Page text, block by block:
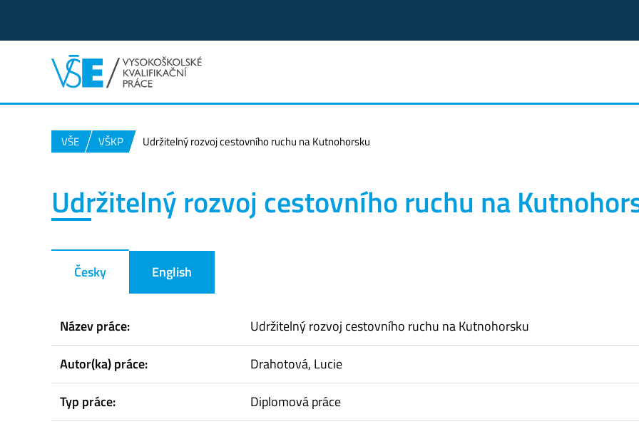
VŠE VŠKP Udržitelný rozvoj cestovního ruchu na Kutnohorsku
Udržitelný rozvoj cestovního ruchu na
Česky English
Název práce:
Udržitelný rozvoj cestovního ruchu na Kutnohorsku
Autor(ka) práce:
Drahotová, Lucie
Typ práce:
Diplomová práce